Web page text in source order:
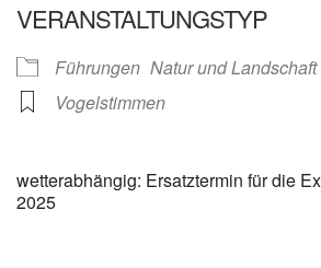
VERANSTALTUNGSTYP
Führungen Natur und Landschaft
Vogelstimmen
wetterabhängig: Ersatztermin für die
2025